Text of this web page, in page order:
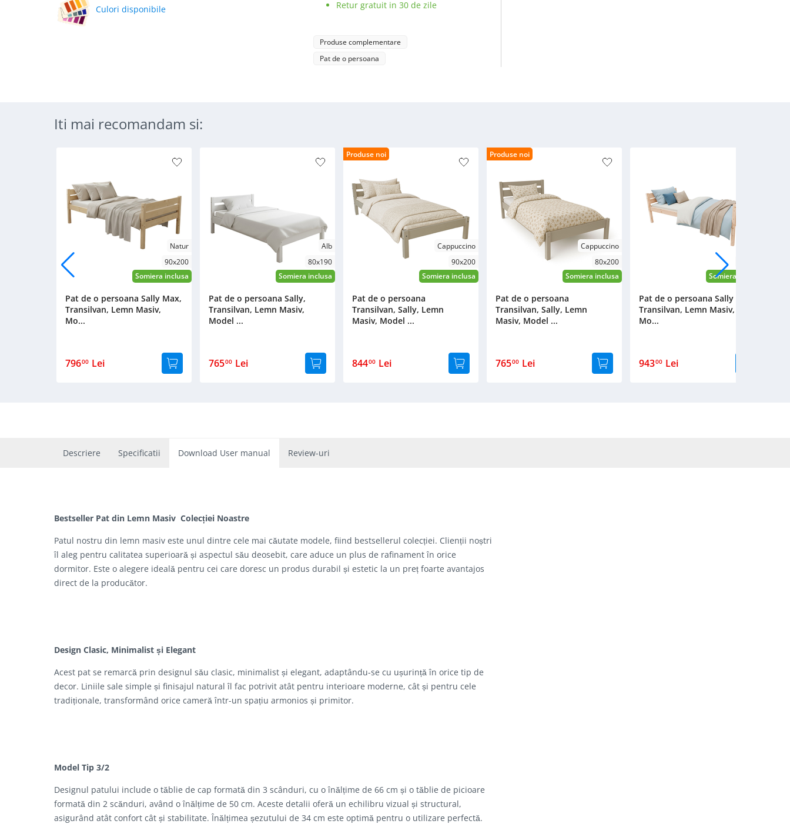
Culori disponibile
Retur gratuit in 30 de zile
Produse complementare
Pat de o persoana
Iti mai recomandam si:
Natur
90x200
Somiera inclusa
Pat de o persoana Sally Max,
Transilvan, Lemn Masiv,
Mo...
79600 Lei
Alb
80x190
Somiera inclusa
Pat de o persoana Sally,
Transilvan, Lemn Masiv,
Model ...
76500 Lei
Produse noi
Cappuccino
90x200
Somiera inclusa
Pat de o persoana
Transilvan, Sally, Lemn
Masiv, Model ...
84400 Lei
Produse noi
Cappuccino
80x200
Somiera inclusa
Pat de o persoana
Transilvan, Sally, Lemn
Masiv, Model ...
76500 Lei
Somiera inclusa
Pat de o persoana Sally Max,
Transilvan, Lemn Masiv,
Mo...
94300 Lei
Descriere Specificatii Download User manual Review-uri
Bestseller Pat din Lemn Masiv Colecției Noastre
Patul nostru din lemn masiv este unul dintre cele mai căutate modele, fiind bestsellerul colecției. Clienții noștri
îl aleg pentru calitatea superioară și aspectul său deosebit, care aduce un plus de rafinament în orice
dormitor. Este o alegere ideală pentru cei care doresc un produs durabil și estetic la un preț foarte avantajos
direct de la producător.
Design Clasic, Minimalist și Elegant
Acest pat se remarcă prin designul său clasic, minimalist și elegant, adaptându-se cu ușurință în orice tip de
decor. Liniile sale simple și finisajul natural îl fac potrivit atât pentru interioare moderne, cât și pentru cele
tradiționale, transformând orice cameră într-un spațiu armonios și primitor.
Model Tip 3/2
Designul patului include o tăblie de cap formată din 3 scânduri, cu o înălțime de 66 cm și o tăblie de picioare
formată din 2 scănduri, având o înălțime de 50 cm. Aceste detalii oferă un echilibru vizual și structural,
asigurând atât confort cât și stabilitate. Înălțimea șezutului de 34 cm este optimă pentru o utilizare perfectă.